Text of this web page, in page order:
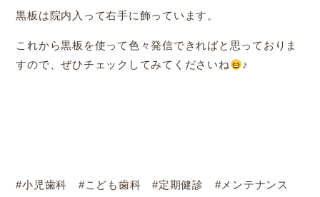
黒板は院内入って右手に飾っています。
これから黒板を使って色々発信できればと思っておりま
すので、ぜひチェックしてみてくださいね
♪
#小児歯科 #こども歯科 #定期健診 #メンテナンス